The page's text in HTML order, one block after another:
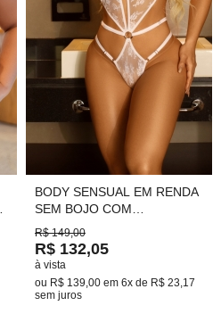
BODY SENSUAL EM RENDA
SEM BOJO COM
REGULAGEM BRANCO
TAM.46(GG) COD.5212
R$ 149,00
R$ 132,05
à vista
ou R$ 139,00 em 6x de R$ 23,17
sem juros